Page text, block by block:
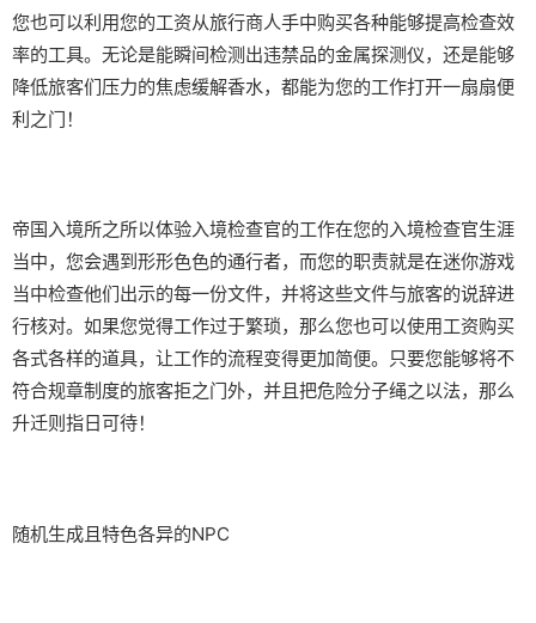
您也可以利用您的工资从旅行商人手中购买各种能够提高检查效
率的工具。无论是能瞬间检测出违禁品的金属探测仪，还是能够
降低旅客们压力的焦虑缓解香水，都能为您的工作打开一扇扇便
利之门！
帝国入境所之所以体验入境检查官的工作在您的入境检查官生涯
当中，您会遇到形形色色的通行者，而您的职责就是在迷你游戏
当中检查他们出示的每一份文件，并将这些文件与旅客的说辞进
行核对。如果您觉得工作过于繁琐，那么您也可以使用工资购买
各式各样的道具，让工作的流程变得更加简便。只要您能够将不
符合规章制度的旅客拒之门外，并且把危险分子绳之以法，那么
升迁则指日可待！
随机生成且特色各异的NPC